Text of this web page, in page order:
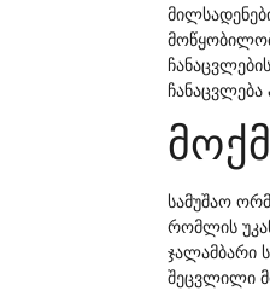
სამუშაო
რომლის
ჯალამბარი
შეცვლილი